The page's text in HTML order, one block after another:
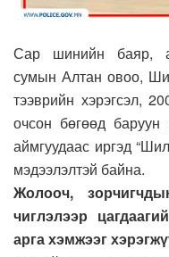
Сар шинийн баяр,
сумын Алтан овоо,
тээврийн хэрэгсэл,
очсон бөгөөд
аймгуудаас иргэд
мэдээлэлтэй байна.
Жолооч,
чиглэлээр
арга хэмжээг